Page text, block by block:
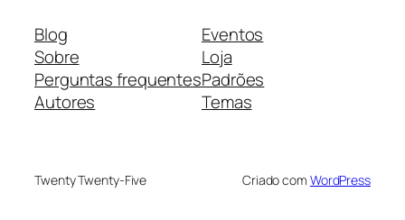
Blog
Sobre
Perguntas frequentes
Autores
Eventos
Loja
Padrões
Temas
Twenty Twenty-Five Criado com WordPress